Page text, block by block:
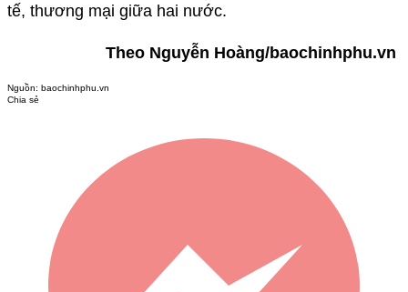
tế, thương mại giữa hai nước.
Theo Nguyễn Hoàng/baochinhphu.vn
Nguồn: baochinhphu.vn
Chia sẻ